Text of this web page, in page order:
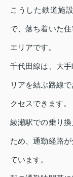
こうした鉄道施
で、落ち着いた
エリアです。
千代田線は、大
リアを結ぶ路線
クセスできます。
綾瀬駅での乗り
ため、通勤経路
ています。